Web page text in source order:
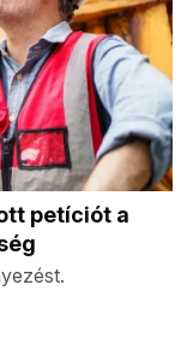
petíciót a